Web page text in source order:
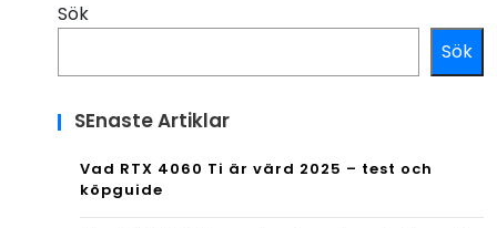
Sök
Sök
SEnaste Artiklar
Vad RTX 4060 Ti är värd 2025 – test och
köpguide